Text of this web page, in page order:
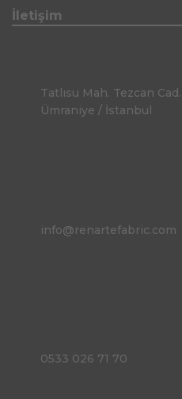
İletişim
Tatlısu Mah. Tezcan
Ümraniye / İstanbul
info@renartefabric.com
0533 026 71 70